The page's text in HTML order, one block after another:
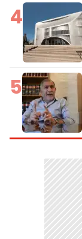
4
5